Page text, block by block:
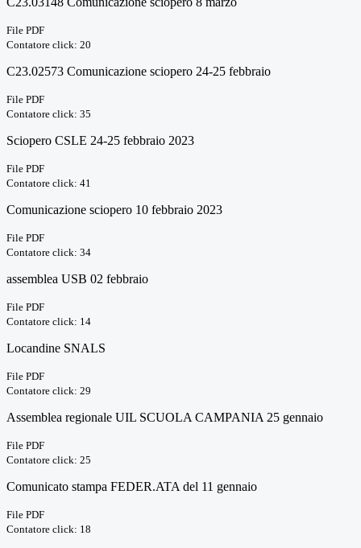
File PDF
Contatore click: 20
C23.02573 Comunicazione sciopero 24-25 febbraio
File PDF
Contatore click: 35
Sciopero CSLE 24-25 febbraio 2023
File PDF
Contatore click: 41
Comunicazione sciopero 10 febbraio 2023
File PDF
Contatore click: 34
assemblea USB 02 febbraio
File PDF
Contatore click: 14
Locandine SNALS
File PDF
Contatore click: 29
Assemblea regionale UIL SCUOLA CAMPANIA 25 gennaio
File PDF
Contatore click: 25
Comunicato stampa FEDER.ATA del 11 gennaio
File PDF
Contatore click: 18